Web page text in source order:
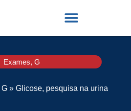
Exames, G
G» Glicose, pesquisa na urina